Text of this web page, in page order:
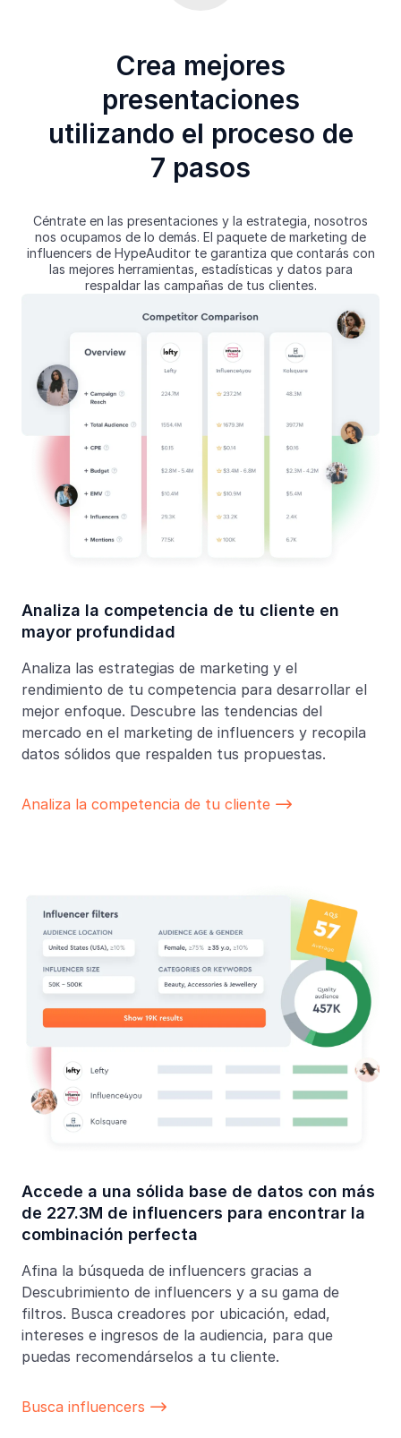
Crea mejores
presentaciones
utilizando el proceso de
7 pasos
Céntrate en las presentaciones y la estrategia, nosotros
nos ocupamos de lo demás. El paquete de marketing de
influencers de HypeAuditor te garantiza que contarás con
las mejores herramientas, estadísticas y datos para
respaldar las campañas de tus clientes.
Analiza la competencia de tu cliente en
mayor profundidad
Analiza las estrategias de marketing y el
rendimiento de tu competencia para desarrollar el
mejor enfoque. Descubre las tendencias del
mercado en el marketing de influencers y recopila
datos sólidos que respalden tus propuestas.
Analiza la competencia de tu cliente 
Accede a una sólida base de datos con más
de 227.3M de influencers para encontrar la
combinación perfecta
Afina la búsqueda de influencers gracias a
Descubrimiento de influencers y a su gama de
filtros. Busca creadores por ubicación, edad,
intereses e ingresos de la audiencia, para que
puedas recomendárselos a tu cliente.
Busca influencers 